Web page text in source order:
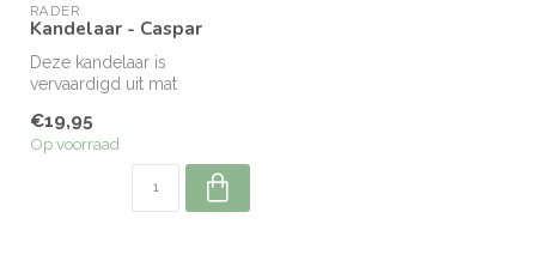
RÄDER
Kandelaar - Caspar
Deze kandelaar is
vervaardigd uit mat
glanzende goudkleurige a...
€19,95
Op voorraad